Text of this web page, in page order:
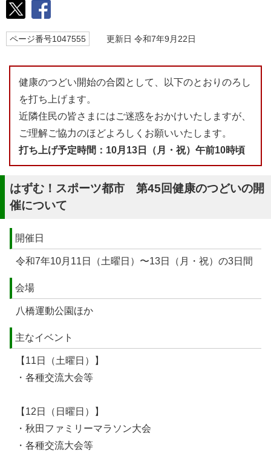
ページ番号1047555 更新日 令和7年9月22日
健康のつどい開始の合図として、以下のとおりのろし
を打ち上げます。
近隣住民の皆さまにはご迷惑をおかけいたしますが、
ご理解ご協力のほどよろしくお願いいたします。
打ち上げ予定時間：10月13日（月・祝）午前10時頃
はずむ！スポーツ都市 第45回健康のつどいの開
催について
開催日
令和7年10月11日（土曜日）〜13日（月・祝）の3日間
会場
八橋運動公園ほか
主なイベント
【11日（土曜日）】
・各種交流大会等
【12日（日曜日）】
・秋田ファミリーマラソン大会
・各種交流大会等